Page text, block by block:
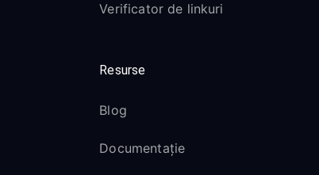
Verificator de linkuri
Resurse
Blog
Documentație